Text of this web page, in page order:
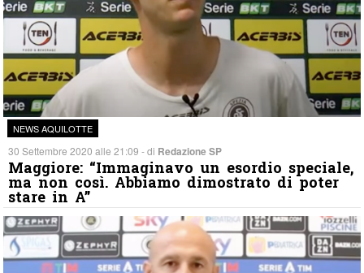
NEWS AQUILOTTE
30 Settembre 2020 alle 21:09 - di Redazione SP
Maggiore: “Immaginavo un esordio speciale,
ma non così. Abbiamo dimostrato di poter
stare in A”